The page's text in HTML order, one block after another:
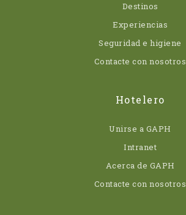
Destinos
Experiencias
Seguridad e higiene
Contacte con nosotros
Hotelero
Unirse a GAPH
Intranet
Acerca de GAPH
Contacte con nosotros